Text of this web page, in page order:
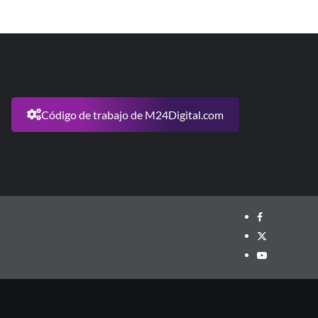
Código de trabajo de M24Digital.com